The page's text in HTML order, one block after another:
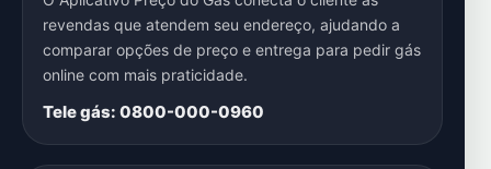
revendas que atendem seu endereço, ajudando a
comparar opções de preço e entrega para pedir gás
online com mais praticidade.
Tele gás: 0800-000-0960